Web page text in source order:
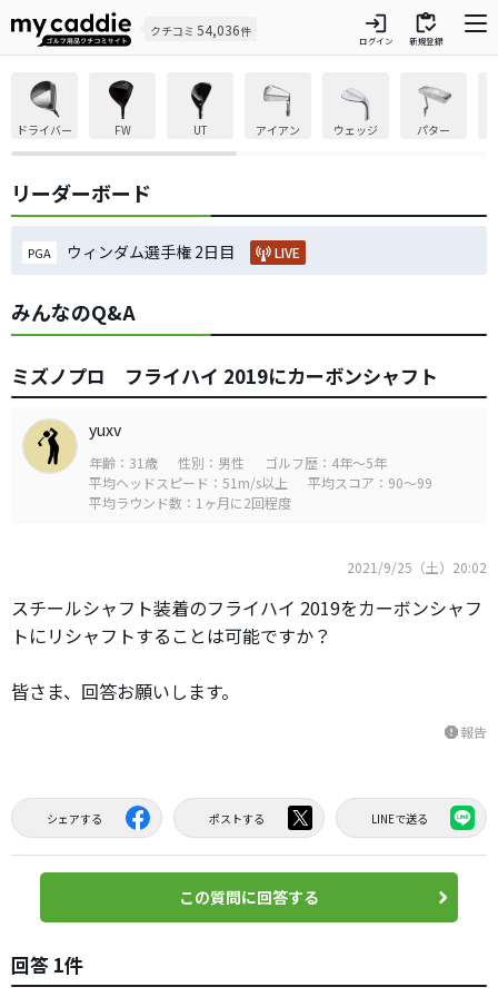
クチコミ 54,036件 login
ログイン
inventory
新規登録
ドライバー FW UT アイアン ウェッジ パター
リーダーボード
PGA ウィンダム選手権 2日目 LIVE
みんなのQ&A
ミズノプロ フライハイ 2019にカーボンシャフト
yuxv
年齢：31歳 性別：男性
ゴルフ歴：4年～5年
平均ヘッドスピード：51m/s以上
平均スコア：90～99
平均ラウンド数：1ヶ月に2回程度
2021/9/25（土）20:02
スチールシャフト装着のフライハイ 2019をカーボンシャフ
トにリシャフトすることは可能ですか？
皆さま、回答お願いします。
report報告
シェアする ポストする LINEで送る
この質問に回答する
回答 1件